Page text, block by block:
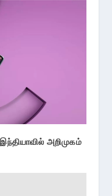
அறிமுகம்